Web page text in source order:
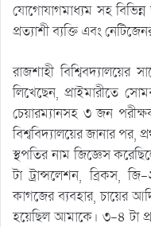
যোগােযাগমাধ্যম সহ
প্রত্যাশী ব্যক্তি এবং
রাজশাহী বিশ্বিবদ্যালয়ের
লিখেছেন, প্রাইমারীতে
চেয়ারম্যানসহ ৩ জন
বিশ্ববিদ্যালয়ের জানার পর,
স্থপতির নাম জিজ্ঞেস
টা ট্রান্সলেশন, ব্রিকস,
কাগজের ব্যবহার, চায়ের
হয়েছিল আমাকে। ৩-৪ টা